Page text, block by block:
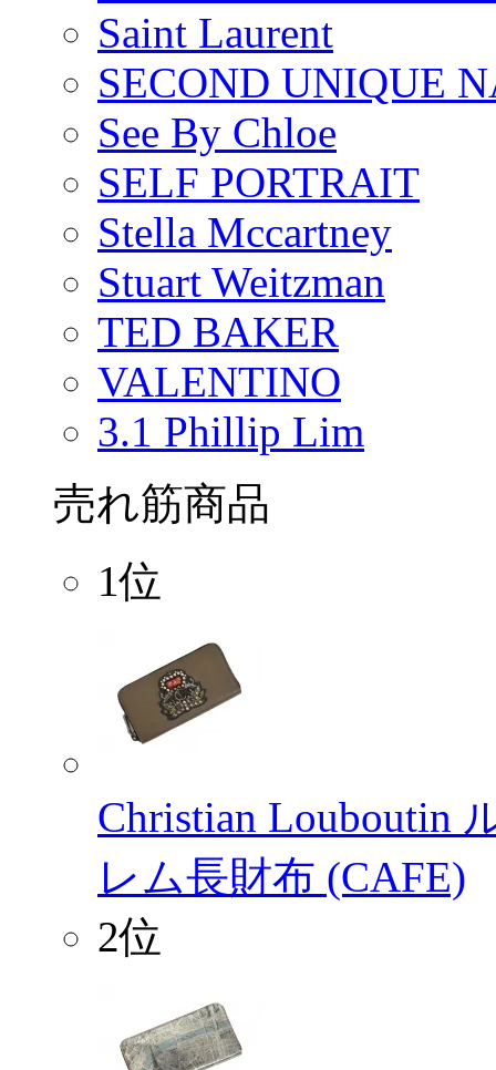
Saint Laurent
SECOND UNIQUE
See By Chloe
SELF PORTRAIT
Stella Mccartney
Stuart Weitzman
TED BAKER
VALENTINO
3.1 Phillip Lim
売れ筋商品
1位
Christian Louboutin
レム長財布 (CAFE)
2位